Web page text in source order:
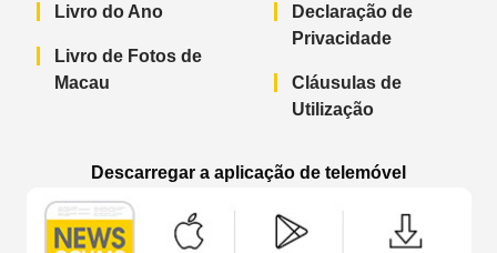
Livro do Ano
Livro de Fotos de
Macau
Declaração de
Privacidade
Cláusulas de
Utilização
Descarregar a aplicação de telemóvel